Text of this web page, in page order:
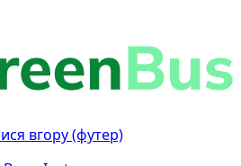
вгору (футер)